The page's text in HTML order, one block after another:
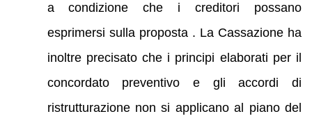
a condizione che i creditori possano
esprimersi sulla proposta . La Cassazione ha
inoltre precisato che i principi elaborati per il
concordato preventivo e gli accordi di
ristrutturazione non si applicano al piano del